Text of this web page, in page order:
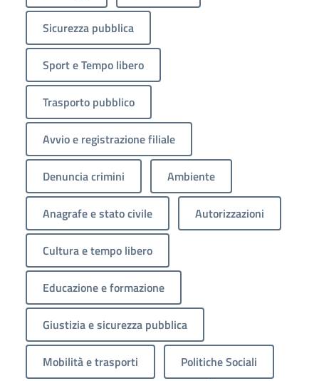
Sicurezza pubblica
Sport e Tempo libero
Trasporto pubblico
Avvio e registrazione filiale
Denuncia crimini Ambiente
Anagrafe e stato civile Autorizzazioni
Cultura e tempo libero
Educazione e formazione
Giustizia e sicurezza pubblica
Mobilità e trasporti Politiche Sociali